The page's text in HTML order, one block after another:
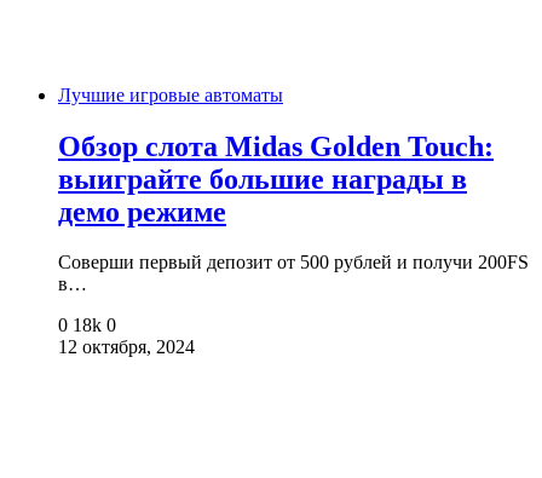
Лучшие игровые автоматы
Обзор слота Midas Golden Touch:
выиграйте большие награды в
демо режиме
Соверши первый депозит от 500 рублей и получи 200FS
в…
0 18k 0
12 октября, 2024